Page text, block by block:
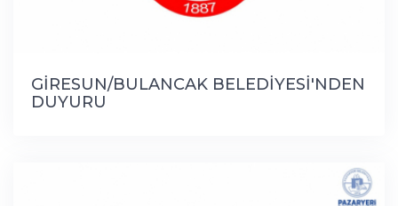
GİRESUN/BULANCAK BELEDİYESİ'NDEN
DUYURU